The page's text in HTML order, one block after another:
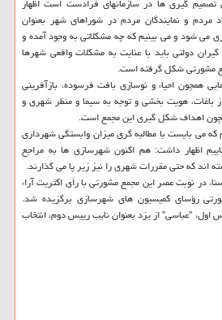
و نمایندگان مردم در شوراهای شهر بعنوان
می شود و می بینیم كه چه مشكلاتی به وجود آمده و
دولتی باید با عنایت به مشكلات واقعی شهرها
مشورتی شكل گرفته است.
همچون احیاء و نوسازی بافت فرسوده، بازآفرینی
باغات، هویت بخشی و توجه به سیما و منظر شهری و
اهداف شكل گیری این مجمع است.
كه می بایست با مطالبه گری میزان وابستگی شهرداری
اظهار داشت: هم اكنون شهرسازی ها به مراجع
اند كه حتی مقررات شهری را نیز زیر پا می گذارند.
در نوبت عصر این مجمع مشورتی با رأی اكثریت آراء
رؤسای كمیسیون های شهرسازی برگزیده شد.
اول، "عباسی" از یزد بعنوان نایب رییس دوم، انتخاب